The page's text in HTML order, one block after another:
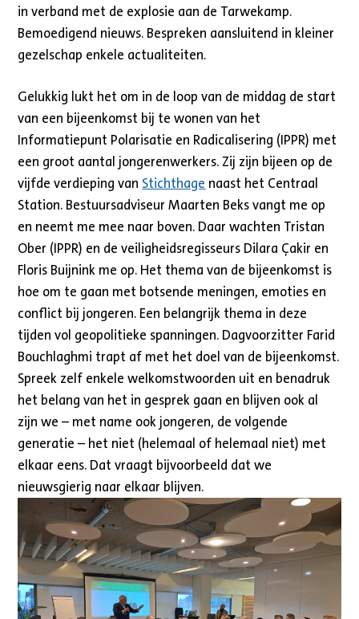
in verband met de explosie aan de Tarwekamp.
Bemoedigend nieuws. Bespreken aansluitend in kleiner
gezelschap enkele actualiteiten.
Gelukkig lukt het om in de loop van de middag de start
van een bijeenkomst bij te wonen van het
Informatiepunt Polarisatie en Radicalisering (IPPR) met
een groot aantal jongerenwerkers. Zij zijn bijeen op de
vijfde verdieping van Stichthage naast het Centraal
Station. Bestuursadviseur Maarten Beks vangt me op
en neemt me mee naar boven. Daar wachten Tristan
Ober (IPPR) en de veiligheidsregisseurs Dilara Çakir en
Floris Buijnink me op. Het thema van de bijeenkomst is
hoe om te gaan met botsende meningen, emoties en
conflict bij jongeren. Een belangrijk thema in deze
tijden vol geopolitieke spanningen. Dagvoorzitter Farid
Bouchlaghmi trapt af met het doel van de bijeenkomst.
Spreek zelf enkele welkomstwoorden uit en benadruk
het belang van het in gesprek gaan en blijven ook al
zijn we – met name ook jongeren, de volgende
generatie – het niet (helemaal of helemaal niet) met
elkaar eens. Dat vraagt bijvoorbeeld dat we
nieuwsgierig naar elkaar blijven.